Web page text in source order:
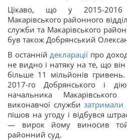
Цікаво, що у 2015-2016
Макарівського районного
служби та Макарівського
був також Добрянський
В останній декларації про
не видно і натяку на те, що
більше 11 мільйонів
2017-го Добрянського і
начальника Макарівського
виконавчої службизатримали
пішов на угоду і відбувся
— вирок йому виносив той
районний суд.